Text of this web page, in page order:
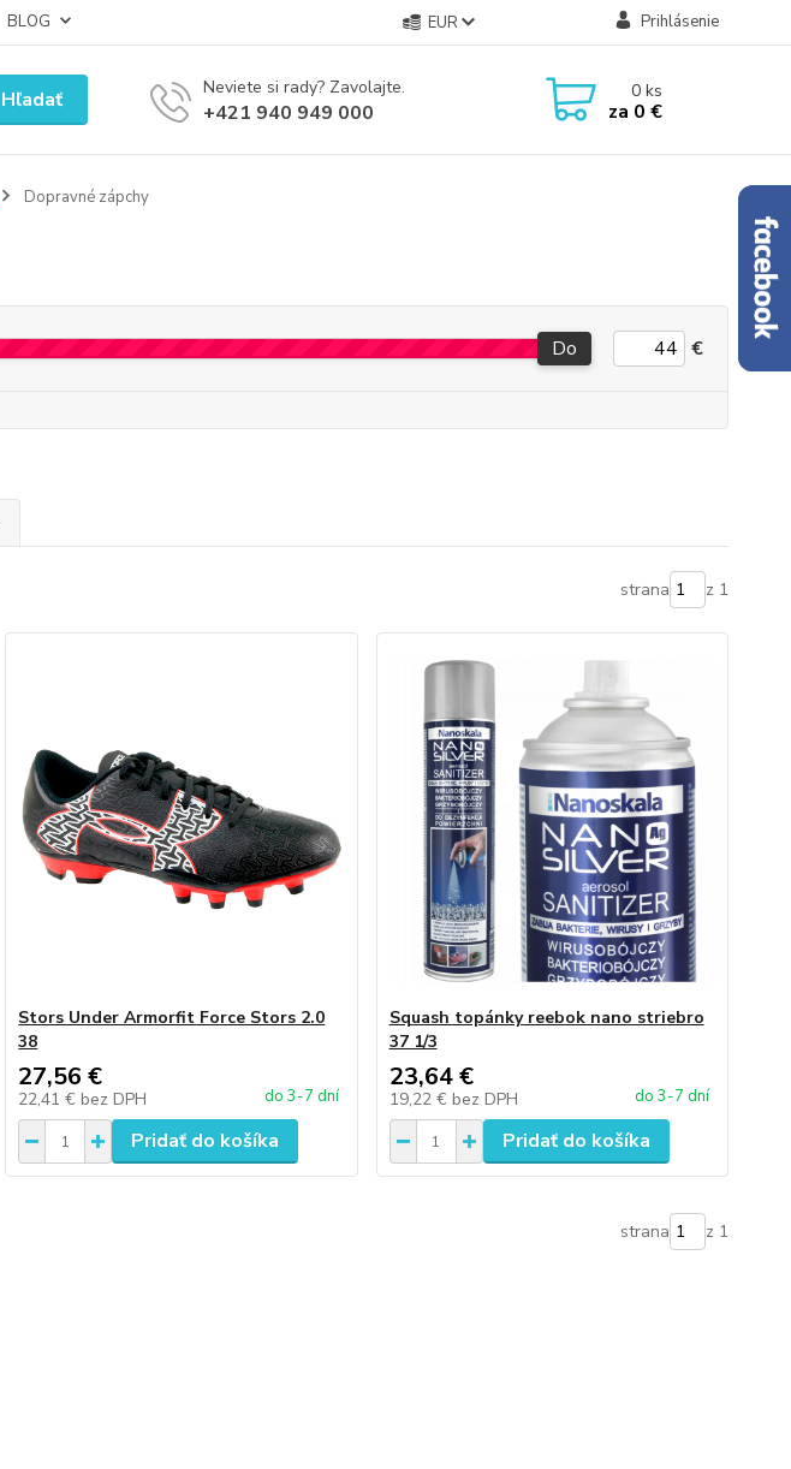
BLOG EUR Prihlásenie
Hľadať Neviete si rady? Zavolajte.
+421 940 949 000
0ks
za 0 €
Dopravné zápchy
Do €
strana z 1
Stors Under Armorfit Force Stors 2.0
38
27,56 €
22,41 € bez DPH do 3-7 dní
Pridať do košíka
Squash topánky reebok nano striebro
37 1/3
23,64 €
19,22 € bez DPH do 3-7 dní
Pridať do košíka
strana z 1